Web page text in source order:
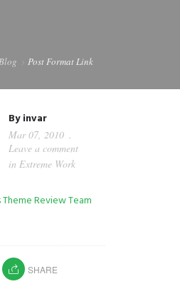
Post Format Link
Byinvar
Mar 07, 2010
Leave a comment
in Extreme Work
Review Team
SHARE